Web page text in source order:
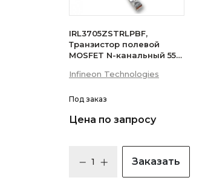
IRL3705ZSTRLPBF,
Транзистор полевой
MOSFET N-канальный 55В
Infineon Technologies
Под заказ
Цена по запросу
Заказать